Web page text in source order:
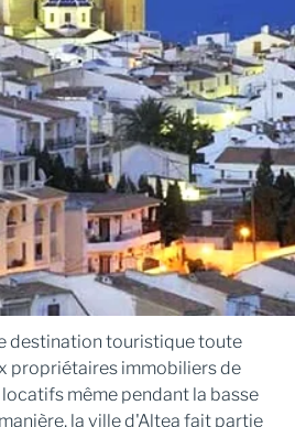
destination touristique toute
propriétaires immobiliers de
même pendant la basse
la ville d'Altea fait partie